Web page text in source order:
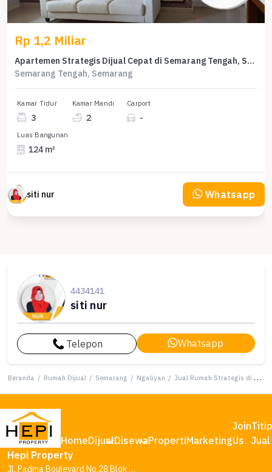
Rp 1,2 Miliar
Apartemen Strategis Dijual Cepat di Semarang Tengah, Semarang, Harga Menarik!
Semarang Tengah, Semarang
Kamar Tidur
3
Kamar Mandi
2
Carport
-
Luas Bangunan
124 m²
siti nur Whatsapp
4434141
siti nur
Telepon Whatsapp
Beranda / Rumah Dijual / Semarang / Ngaliyan / Jual Rumah Strategis di Ngaliyan, Semarang - LT 241m²
HomeDijualDisewaPropertiMarketing
Join
Us
Jual
Hepi Property
Jl. Padma Boulevard No.28 Blok AA1, Tambakharjo, Kec. Semarang Barat, Kota Semarang, Jawa Tengah 50145